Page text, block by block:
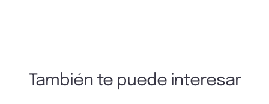
También te puede interesar